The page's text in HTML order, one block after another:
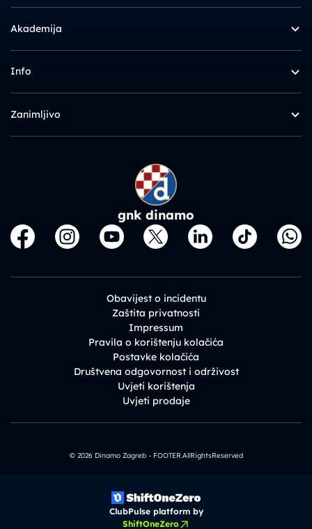
Akademija
Info
Zanimljivo
gnk dinamo
Obavijest o incidentu
Zaštita privatnosti
Impressum
Pravila o korištenju kolačića
Postavke kolačića
Društvena odgovornost i održivost
Uvjeti korištenja
Uvjeti prodaje
© 2026 Dinamo Zagreb - FOOTER.AllRightsReserved
ClubPulse platform by
ShiftOneZero